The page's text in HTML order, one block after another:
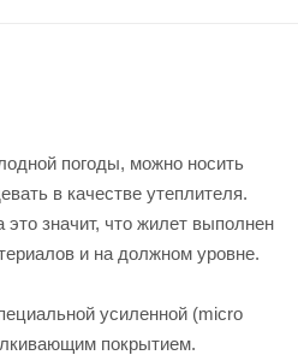
погоды, можно носить
в качестве утеплителя.
значит, что жилет выполнен
и на должном уровне.
усиленной (micro
покрытием.